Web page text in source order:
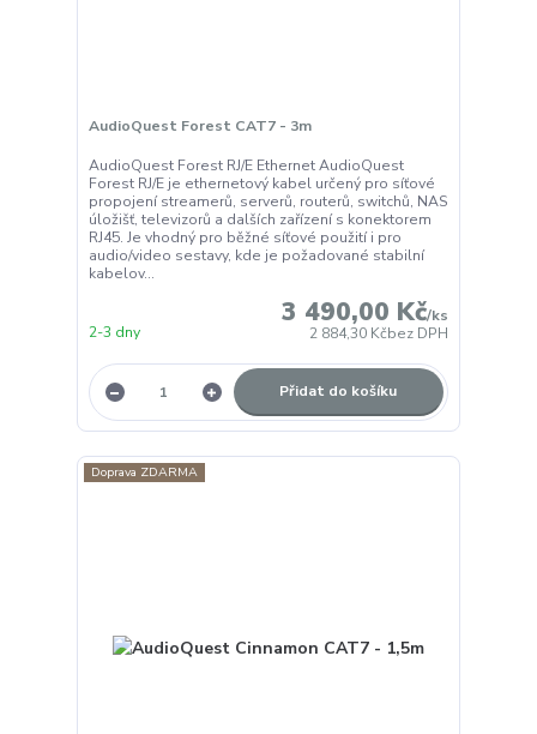
AudioQuest Forest CAT7 - 3m
AudioQuest Forest RJ/E Ethernet AudioQuest
Forest RJ/E je ethernetový kabel určený pro síťové
propojení streamerů, serverů, routerů, switchů, NAS
úložišť, televizorů a dalších zařízení s konektorem
RJ45. Je vhodný pro běžné síťové použití i pro
audio/video sestavy, kde je požadované stabilní
kabelov...
3 490,00 Kč/ks
2 884,30 Kčbez DPH
2-3 dny
Přidat do košíku
Doprava ZDARMA